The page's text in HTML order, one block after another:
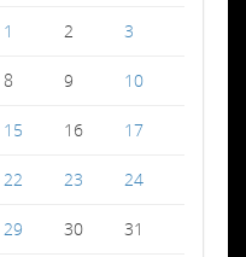
1
2 3
8 9 10
15 16 17
22 23 24
29 30 31